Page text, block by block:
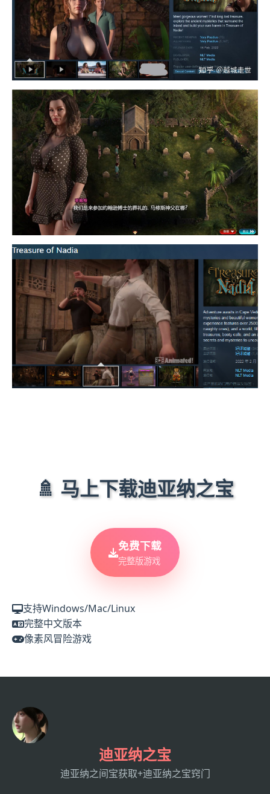
🚿 马上下载迪亚纳之宝
免费下载
完整版游戏
支持Windows/Mac/Linux
完整中文版本
像素风冒险游戏
迪亚纳之宝
迪亚纳之间宝获取+迪亚纳之宝窍门